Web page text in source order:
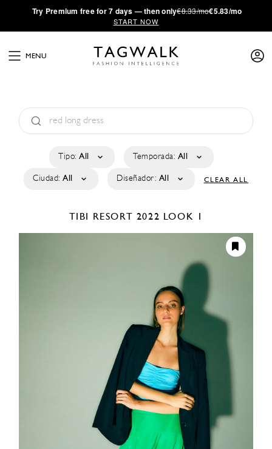
·Try Premium free for 7 days — then only€8.33/mo€5.83/mo
START NOW
MENU
Tipo: All Temporada: All
Ciudad: All Diseñador: All CLEAR ALL
TIBI RESORT 2022 LOOK 1